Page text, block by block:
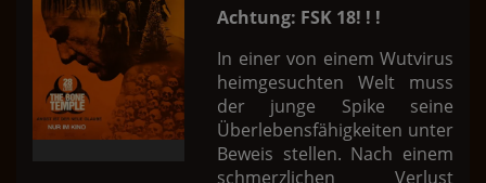
Achtung: FSK 18! ! !
In einer von einem Wutvirus
heimgesuchten Welt muss
der junge Spike seine
Überlebensfähigkeiten unter
Beweis stellen. Nach einem
schmerzlichen Verlust